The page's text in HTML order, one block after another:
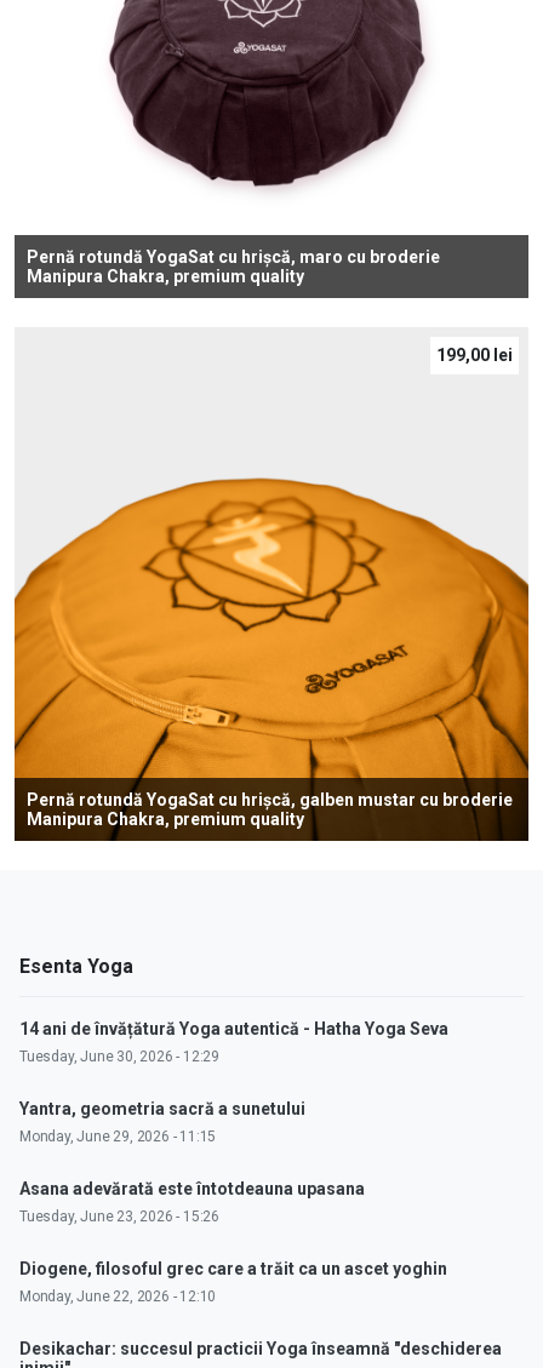
Pernă rotundă YogaSat cu hrișcă, maro cu broderie
Manipura Chakra, premium quality
Pernă rotundă YogaSat cu hrișcă, galben mustar cu broderie
Manipura Chakra, premium quality
199,00 lei
Esenta Yoga
14 ani de învățătură Yoga autentică - Hatha Yoga Seva
Tuesday, June 30, 2026 - 12:29
Yantra, geometria sacră a sunetului
Monday, June 29, 2026 - 11:15
Asana adevărată este întotdeauna upasana
Tuesday, June 23, 2026 - 15:26
Diogene, filosoful grec care a trăit ca un ascet yoghin
Monday, June 22, 2026 - 12:10
Desikachar: succesul practicii Yoga înseamnă "deschiderea